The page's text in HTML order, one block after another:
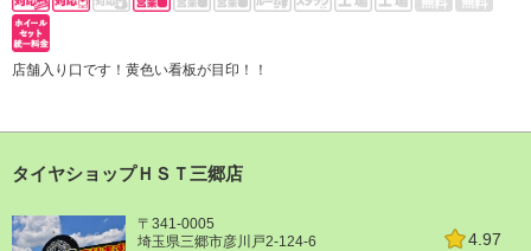
店舗入り口です！黄色い看板が目印！！
タイヤショップＨＳＴ三郷店
4.97
〒341-0005
埼玉県三郷市彦川戸2-124-6